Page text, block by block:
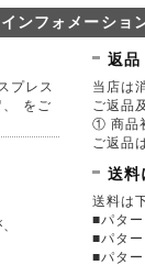
インフォメーショ
プレス
、 をご
返品
当店は
ご返品
① 商品
ご返品
送料
送料は
■パタ
■パタ
■パタ